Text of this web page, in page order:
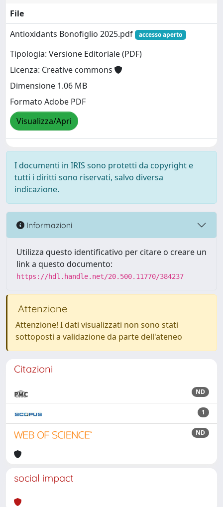
File
Antioxidants Bonofiglio 2025.pdf
accesso aperto
Tipologia: Versione Editoriale (PDF)
Licenza: Creative commons
Dimensione 1.06 MB
Formato Adobe PDF
Visualizza/Apri
I documenti in IRIS sono protetti da copyright e
tutti i diritti sono riservati, salvo diversa
indicazione.
Informazioni
Utilizza questo identificativo per citare o creare un
link a questo documento:
https://hdl.handle.net/20.500.11770/384237
Attenzione
Attenzione! I dati visualizzati non sono stati
sottoposti a validazione da parte dell'ateneo
Citazioni
ND
1
ND
social impact